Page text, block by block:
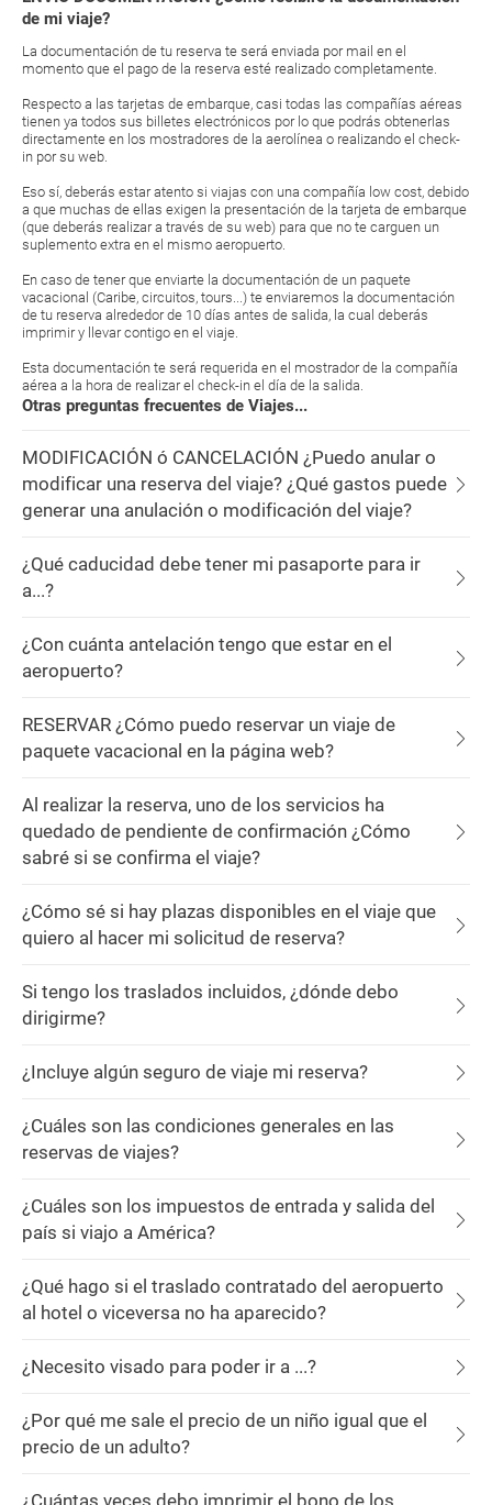
de mi viaje?
La documentación de tu reserva te será enviada por mail en el
momento que el pago de la reserva esté realizado completamente.
Respecto a las tarjetas de embarque, casi todas las compañías aéreas
tienen ya todos sus billetes electrónicos por lo que podrás obtenerlas
directamente en los mostradores de la aerolínea o realizando el check-
in por su web.
Eso sí, deberás estar atento si viajas con una compañía low cost, debido
a que muchas de ellas exigen la presentación de la tarjeta de embarque
(que deberás realizar a través de su web) para que no te carguen un
suplemento extra en el mismo aeropuerto.
En caso de tener que enviarte la documentación de un paquete
vacacional (Caribe, circuitos, tours...) te enviaremos la documentación
de tu reserva alrededor de 10 días antes de salida, la cual deberás
imprimir y llevar contigo en el viaje.
Esta documentación te será requerida en el mostrador de la compañía
aérea a la hora de realizar el check-in el día de la salida.
Otras preguntas frecuentes de Viajes...
MODIFICACIÓN ó CANCELACIÓN ¿Puedo anular o
modificar una reserva del viaje? ¿Qué gastos puede
generar una anulación o modificación del viaje?
¿Qué caducidad debe tener mi pasaporte para ir
a...?
¿Con cuánta antelación tengo que estar en el
aeropuerto?
RESERVAR ¿Cómo puedo reservar un viaje de
paquete vacacional en la página web?
Al realizar la reserva, uno de los servicios ha
quedado de pendiente de confirmación ¿Cómo
sabré si se confirma el viaje?
¿Cómo sé si hay plazas disponibles en el viaje que
quiero al hacer mi solicitud de reserva?
Si tengo los traslados incluidos, ¿dónde debo
dirigirme?
¿Incluye algún seguro de viaje mi reserva?
¿Cuáles son las condiciones generales en las
reservas de viajes?
¿Cuáles son los impuestos de entrada y salida del
país si viajo a América?
¿Qué hago si el traslado contratado del aeropuerto
al hotel o viceversa no ha aparecido?
¿Necesito visado para poder ir a ...?
¿Por qué me sale el precio de un niño igual que el
precio de un adulto?
¿Cuántas veces debo imprimir el bono de los